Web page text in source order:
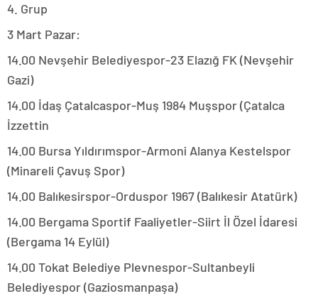
4. Grup
3 Mart Pazar:
14.00 Nevşehir Belediyespor-23 Elazığ FK (Nevşehir
Gazi)
14.00 İdaş Çatalcaspor-Muş 1984 Muşspor (Çatalca
İzzettin
14.00 Bursa Yıldırımspor-Armoni Alanya Kestelspor
(Minareli Çavuş Spor)
14.00 Balıkesirspor-Orduspor 1967 (Balıkesir Atatürk)
14.00 Bergama Sportif Faaliyetler-Siirt İl Özel İdaresi
(Bergama 14 Eylül)
14.00 Tokat Belediye Plevnespor-Sultanbeyli
Belediyespor (Gaziosmanpaşa)